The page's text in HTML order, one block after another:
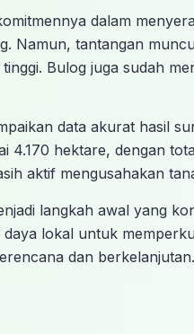
dalam
Namun, tantangan
Bulog juga sudah
data akurat hasil
4.170 hektare, dengan
aktif mengusahakan
langkah awal yang
lokal untuk
dan berkelanjutan.